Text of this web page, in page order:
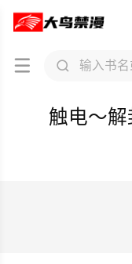
 
触电～未
请